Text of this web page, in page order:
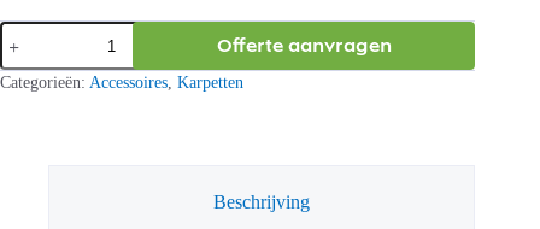
Karpet
Pablo
Nr.
14
Offerte aanvragen
Categorieën: Accessoires, Karpetten
Beschrijving